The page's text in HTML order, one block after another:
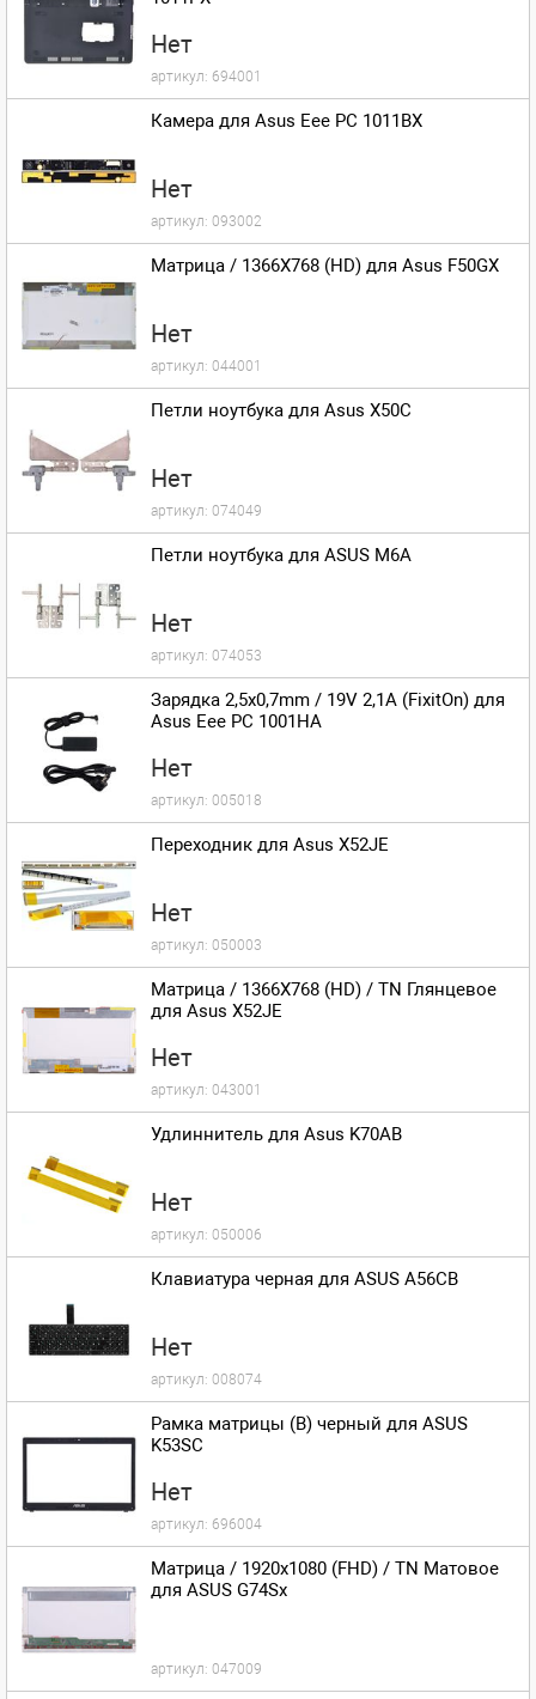
Нет
артикул: 694001
Камера для Asus Eee PC 1011BX
Нет
артикул: 093002
Матрица / 1366X768 (HD) для Asus F50GX
Нет
артикул: 044001
Петли ноутбука для Asus X50C
Нет
артикул: 074049
Петли ноутбука для ASUS M6A
Нет
артикул: 074053
Зарядка 2,5x0,7mm / 19V 2,1A (FixitOn) для
Asus Eee PC 1001HA
Нет
артикул: 005018
Переходник для Asus X52JE
Нет
артикул: 050003
Матрица / 1366X768 (HD) / TN Глянцевое
для Asus X52JE
Нет
артикул: 043001
Удлиннитель для Asus K70AB
Нет
артикул: 050006
Клавиатура черная для ASUS A56CB
Нет
артикул: 008074
Рамка матрицы (B) черный для ASUS
K53SC
Нет
артикул: 696004
Матрица / 1920x1080 (FHD) / TN Матовое
для ASUS G74Sx
артикул: 047009